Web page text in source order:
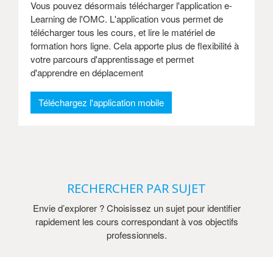
Vous pouvez désormais télécharger l'application e-
Learning de l'OMC. L'application vous permet de
télécharger tous les cours, et lire le matériel de
formation hors ligne. Cela apporte plus de flexibilité à
votre parcours d'apprentissage et permet
d'apprendre en déplacement
Téléchargez l'application mobile
RECHERCHER PAR SUJET
Envie d’explorer ? Choisissez un sujet pour identifier
rapidement les cours correspondant à vos objectifs
professionnels.